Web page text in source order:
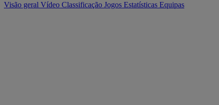
Visão geral Vídeo Classificação Jogos Estatísticas Equipas